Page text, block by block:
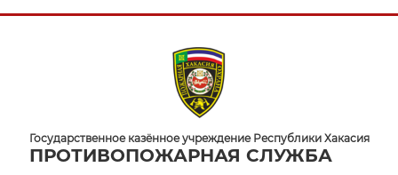
Государственное казённое учреждение Республики Хакасия
ПРОТИВОПОЖАРНАЯ СЛУЖБА